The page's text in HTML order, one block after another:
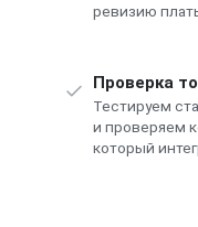
ревизию
Проверка
Тестируем
и проверяем
который